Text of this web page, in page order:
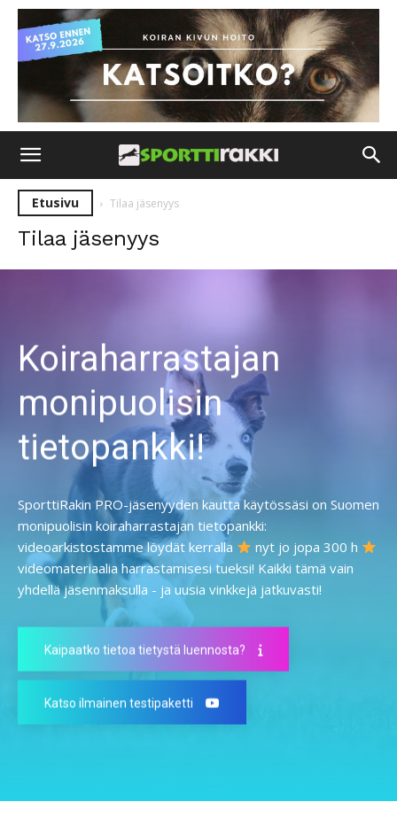
Etusivu Tilaa jäsenyys
Tilaa jäsenyys
Koiraharrastajan
monipuolisin
tietopankki!
SporttiRakin PRO-jäsenyyden kautta käytössäsi on Suomen
monipuolisin koiraharrastajan tietopankki:
videoarkistostamme löydät kerralla
nyt jo jopa 300 h
videomateriaalia harrastamisesi tueksi! Kaikki tämä vain
yhdellä jäsenmaksulla - ja uusia vinkkejä jatkuvasti!
Kaipaatko tietoa tietystä luennosta?
Katso ilmainen testipaketti